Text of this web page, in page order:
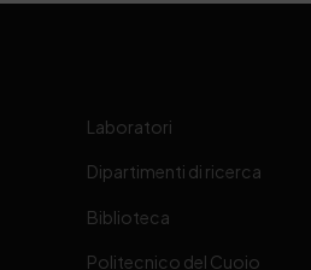
Laboratori
Dipartimenti di ricerca
Biblioteca
Politecnico del Cuoio